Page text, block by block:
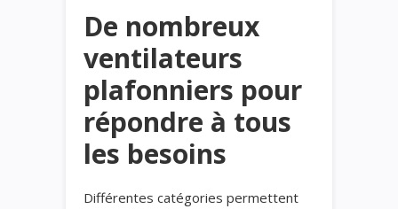
De nombreux
ventilateurs
plafonniers pour
répondre à tous
les besoins
Différentes catégories permettent